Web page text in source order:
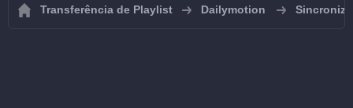
Transferência de Playlist Dailymotion